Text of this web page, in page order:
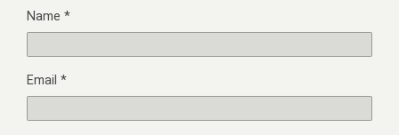
Name *
Email *